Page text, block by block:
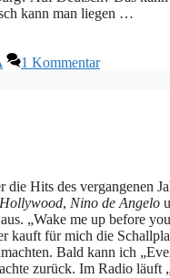
kann man liegen …
1 Kommentar
Hits des vergangenen
, Nino de Angelo
„Wake me up before
kauft für mich die
Bald kann ich
zurück. Im Radio läuft